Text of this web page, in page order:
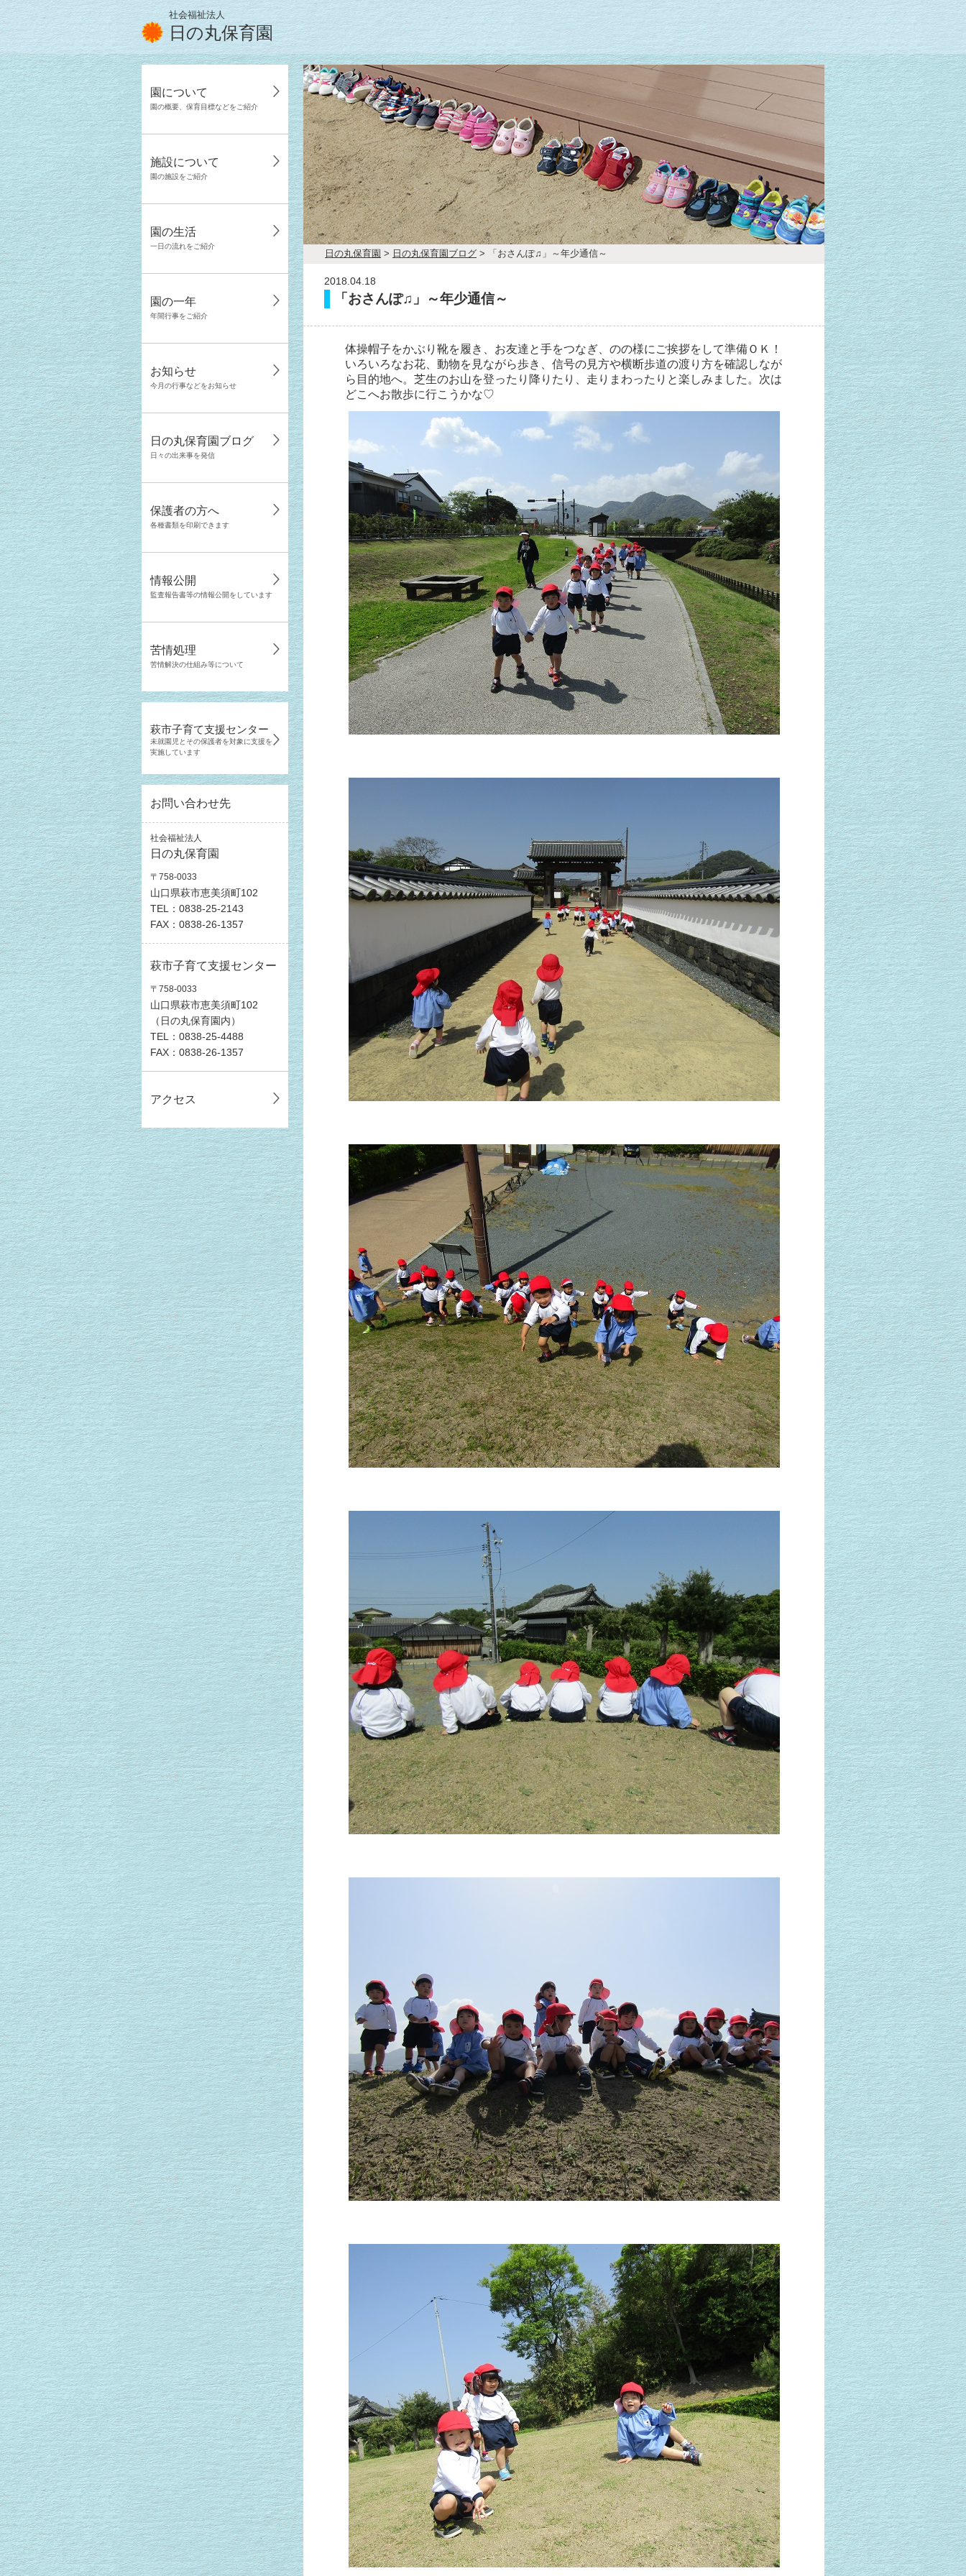
社会福祉法人
日の丸保育園
園について
園の概要、保育目標などをご紹介
施設について
園の施設をご紹介
園の生活
一日の流れをご紹介
園の一年
年間行事をご紹介
お知らせ
今月の行事などをお知らせ
日の丸保育園ブログ
日々の出来事を発信
保護者の方へ
各種書類を印刷できます
情報公開
監査報告書等の情報公開をしています
苦情処理
苦情解決の仕組み等について
萩市子育て支援センター
未就園児とその保護者を対象に支援を
実施しています
お問い合わせ先
社会福祉法人
日の丸保育園
〒758-0033
山口県萩市恵美須町102
TEL：0838-25-2143
FAX：0838-26-1357
萩市子育て支援センター
〒758-0033
山口県萩市恵美須町102
（日の丸保育園内）
TEL：0838-25-4488
FAX：0838-26-1357
アクセス
日の丸保育園 > 日の丸保育園ブログ > 「おさんぽ♫」～年少通信～
2018.04.18
「おさんぽ♫」～年少通信～
体操帽子をかぶり靴を履き、お友達と手をつなぎ、のの様にご挨拶をして準備ＯＫ！
いろいろなお花、動物を見ながら歩き、信号の見方や横断歩道の渡り方を確認しなが
ら目的地へ。芝生のお山を登ったり降りたり、走りまわったりと楽しみました。次は
どこへお散歩に行こうかな♡